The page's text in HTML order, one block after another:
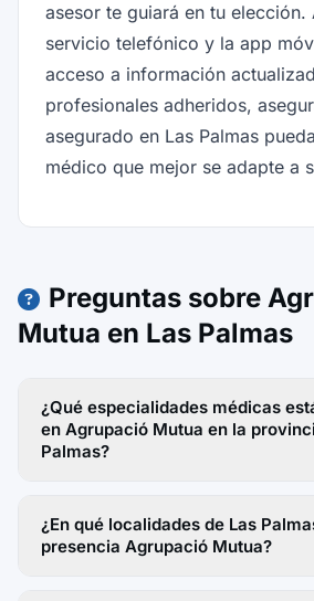
asesor te guiará en tu elección.
servicio telefónico y la app
acceso a información
profesionales adheridos,
asegurado en Las Palmas
médico que mejor se adapte a
Preguntas sobre
Mutua en Las Palmas
¿Qué especialidades médicas
en Agrupació Mutua en la
Palmas?
¿En qué localidades de Las
presencia Agrupació Mutua?